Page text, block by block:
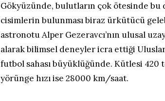
Gökyüzünde, bulutların çok ötesinde
cisimlerin bulunması biraz ürkütücü
astronotu Alper Gezeravcı’nın ulusal
alarak bilimsel deneyler icra ettiği
futbol sahası büyüklüğünde. Kütlesi
yörünge hızı ise 28000 km/saat.